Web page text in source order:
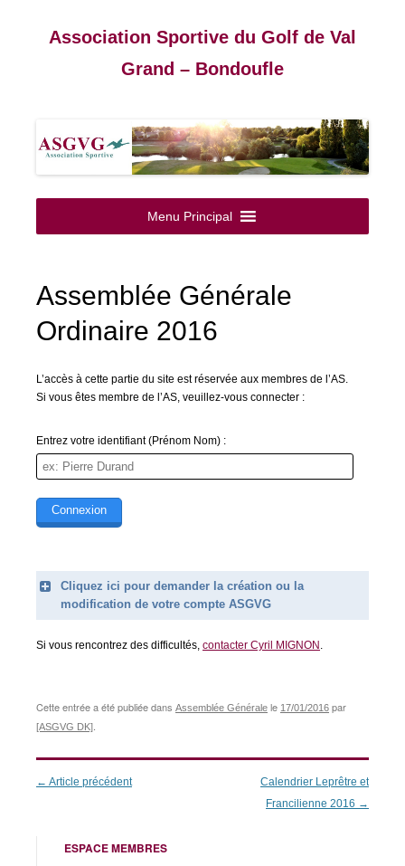
Association Sportive du Golf de Val
Grand – Bondoufle
au
contenu
Menu Principal
Assemblée Générale
Ordinaire 2016
L’accès à cette partie du site est réservée aux membres de l’AS.
Si vous êtes membre de l’AS, veuillez-vous connecter :
Entrez votre identifiant (Prénom Nom) :
Cliquez ici pour demander la création ou la
modification de votre compte ASGVG
Prénom (obligatoire)
Message (obligatoire)
Si vous rencontrez des difficultés, contacter Cyril MIGNON.
Cette entrée a été publiée dans Assemblée Générale le 17/01/2016 par
[ASGVG DK]
Navigation
← Article précédent
Calendrier Leprêtre et
Francilienne 2016 →
ESPACE MEMBRES